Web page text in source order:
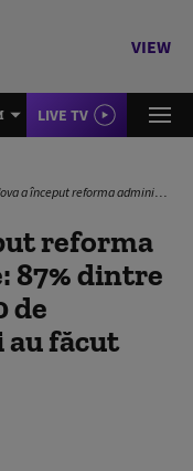
VIEW
LIVE TV
locale: 87% dintre primării au sub 3.000 de locuitori. „Ucrainenii au făcut comasarea”
reforma
87% dintre
de
făcut